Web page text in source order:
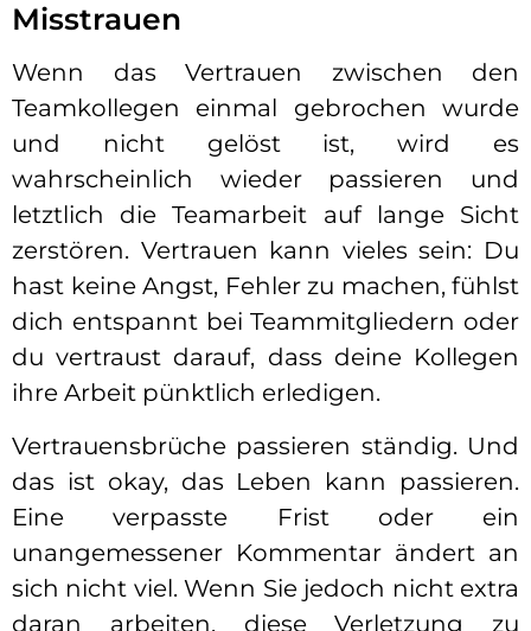
Misstrauen
Wenn das Vertrauen zwischen den
Teamkollegen einmal gebrochen wurde
und nicht gelöst ist, wird es
wahrscheinlich wieder passieren und
letztlich die Teamarbeit auf lange Sicht
zerstören. Vertrauen kann vieles sein: Du
hast keine Angst, Fehler zu machen, fühlst
dich entspannt bei Teammitgliedern oder
du vertraust darauf, dass deine Kollegen
ihre Arbeit pünktlich erledigen.
Vertrauensbrüche passieren ständig. Und
das ist okay, das Leben kann passieren.
Eine verpasste Frist oder ein
unangemessener Kommentar ändert an
sich nicht viel. Wenn Sie jedoch nicht extra
daran arbeiten, diese Verletzung zu